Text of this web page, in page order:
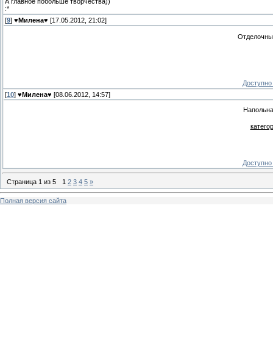
:*
[9] ♥Милена♥ [17.05.2012, 21:02]
[10] ♥Милена♥ [08.06.2012, 14:57]
Страница 1 из 5 1 2 3 4 5 »
Полная версия сайта